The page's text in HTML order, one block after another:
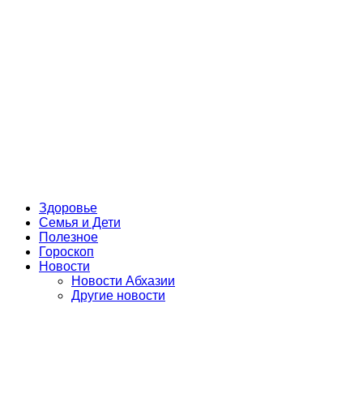
Здоровье
Семья и Дети
Полезное
Гороскоп
Новости
Новости Абхазии
Другие новости